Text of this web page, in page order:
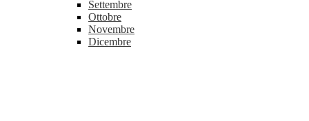
Settembre
Ottobre
Novembre
Dicembre